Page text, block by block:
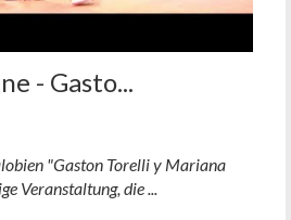
- Gasto...
"Gaston Torelli y Mariana
Veranstaltung, die ...